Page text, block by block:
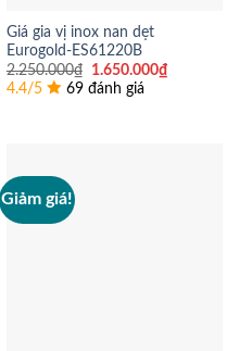
Giá gia vị inox nan dẹt
Eurogold-ES61220B
2.250.000₫
Giá
gốc
là:
1.650.000₫Giá
4.4/5 69 đánh giá
Giảm giá!